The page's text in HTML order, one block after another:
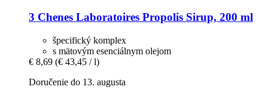
3 Chenes Laboratoires Propolis Sirup, 200 ml
špecifický komplex
s mätovým esenciálnym olejom
€ 8,69 (€ 43,45 / l)
Doručenie do 13. augusta